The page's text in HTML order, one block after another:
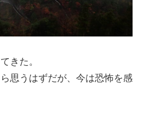
きた。
思うはずだが、今は恐怖を感